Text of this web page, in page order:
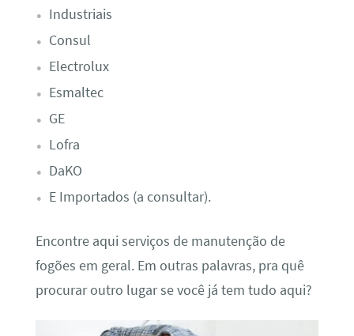
Industriais
Consul
Electrolux
Esmaltec
GE
Lofra
DaKO
E Importados (a consultar).
Encontre aqui serviços de manutenção de
fogões em geral. Em outras palavras, pra quê
procurar outro lugar se você já tem tudo aqui?